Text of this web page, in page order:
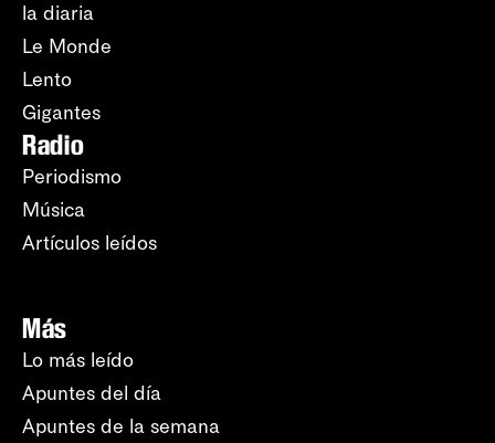
la diaria
Le Monde
Lento
Gigantes
Radio
Periodismo
Música
Artículos leídos
Más
Lo más leído
Apuntes del día
Apuntes de la semana